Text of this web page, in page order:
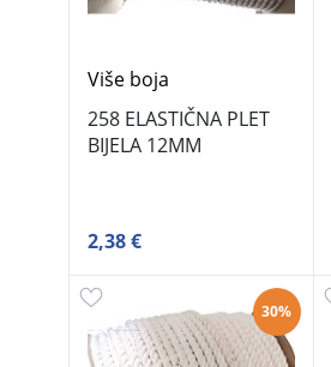
Više boja
258 ELASTIČNA PLET
BIJELA 12MM
2,38 €
30%